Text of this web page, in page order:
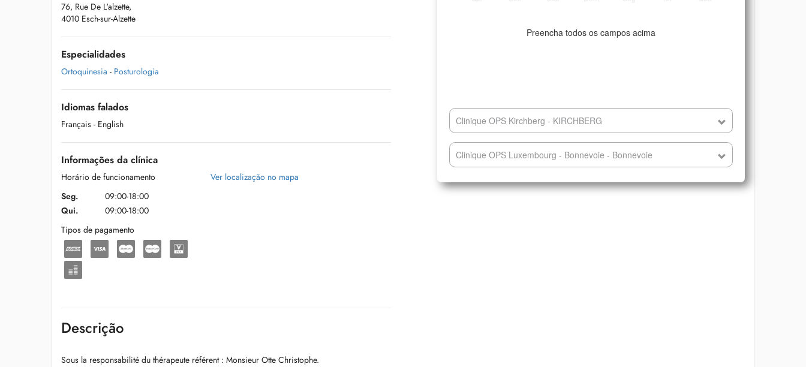
Preencha todos os campos acima
Clinique OPS Kirchberg - KIRCHBERG
Clinique OPS Luxembourg - Bonnevoie - Bonnevoie
76, Rue De L'alzette,
4010 Esch-sur-Alzette
Especialidades
Ortoquinesia - Posturologia
Idiomas falados
Français - English
Informações da clínica
Horário de funcionamento
Seg.
09:00-18:00
Qui.
09:00-18:00
Tipos de pagamento
Ver localização no mapa
Descrição
Sous la responsabilité du thérapeute référent : Monsieur Otte Christophe.